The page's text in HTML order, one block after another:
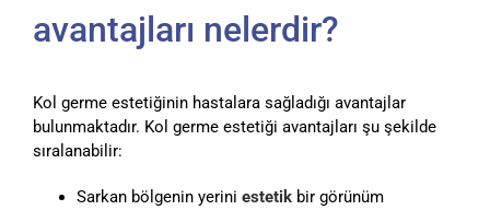
avantajları nelerdir?
Kol germe estetiğinin hastalara sağladığı avantajlar
bulunmaktadır. Kol germe estetiği avantajları şu şekilde
sıralanabilir:
Sarkan bölgenin yerini estetikbir görünüm